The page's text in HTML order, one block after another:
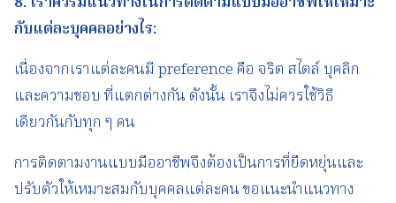
กับแต่ละบุคคลอย่างไร:
เนื่องจากเราแต่ละคนมี preference คือ จริต สไตล์ บุคลิก
และความชอบ ที่แตกต่างกัน ดังนั้น เราจึงไม่ควรใช้วิธี
เดียวกันกับทุก ๆ คน
การติดตามงานแบบมืออาชีพจึงต้องเป็นการที่ยืดหยุ่นและ
ปรับตัวให้เหมาะสมกับบุคคลแต่ละคน ขอแนะนำแนวทาง